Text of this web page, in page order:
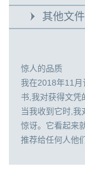
其他文
惊人的品质
我在2018年11月
书,我对获得文凭
当我收到它时,我
惊讶。它看起来
推荐给任何人他